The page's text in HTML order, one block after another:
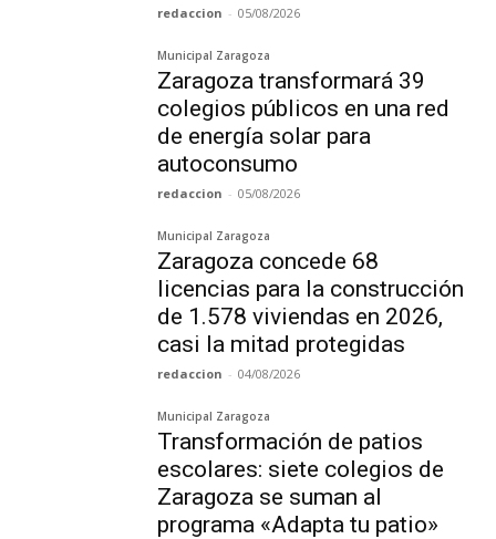
redaccion - 05/08/2026
Municipal Zaragoza
Zaragoza transformará 39
colegios públicos en una red
de energía solar para
autoconsumo
redaccion - 05/08/2026
Municipal Zaragoza
Zaragoza concede 68
licencias para la construcción
de 1.578 viviendas en 2026,
casi la mitad protegidas
redaccion - 04/08/2026
Municipal Zaragoza
Transformación de patios
escolares: siete colegios de
Zaragoza se suman al
programa «Adapta tu patio»